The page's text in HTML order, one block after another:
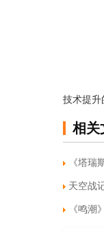
技术提升
相关
《塔瑞
天空战
《鸣潮